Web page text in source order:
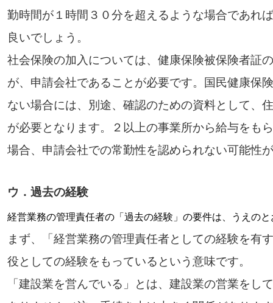
勤時間が１時間３０分を超えるような場合であれ
良いでしょう。
社会保険の加入については、健康保険被保険者証
が、申請会社であることが必要です。国民健康保
ない場合には、別途、確認のための資料として、
が必要となります。２以上の事業所から給与をも
場合、申請会社での常勤性を認められない可能性
ウ．過去の経験
経営業務の管理責任者の「過去の経験」の要件は、うえの
まず、「経営業務の管理責任者としての経験を有
役としての経験をもっているという意味です。
「建設業を営んでいる」とは、建設業の営業を